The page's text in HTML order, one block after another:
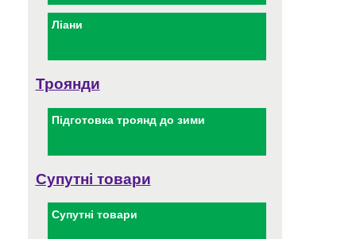
Ліани
Троянди
Підготовка троянд до зими
Супутні товари
Супутні товари